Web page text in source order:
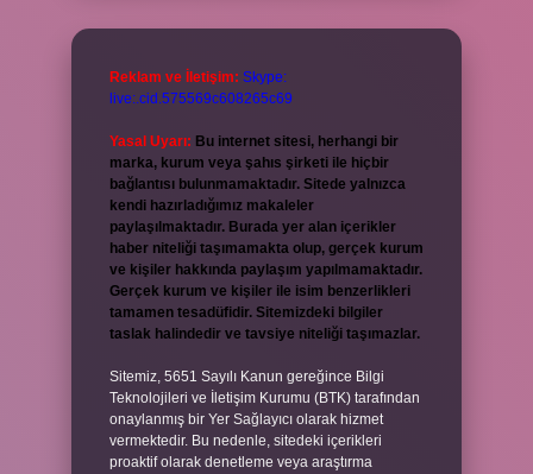
Reklam ve İletişim: Skype:
live:.cid.575569c608265c69
Yasal Uyarı: Bu internet sitesi, herhangi bir
marka, kurum veya şahıs şirketi ile hiçbir
bağlantısı bulunmamaktadır. Sitede yalnızca
kendi hazırladığımız makaleler
paylaşılmaktadır. Burada yer alan içerikler
haber niteliği taşımamakta olup, gerçek kurum
ve kişiler hakkında paylaşım yapılmamaktadır.
Gerçek kurum ve kişiler ile isim benzerlikleri
tamamen tesadüfidir. Sitemizdeki bilgiler
taslak halindedir ve tavsiye niteliği taşımazlar.
Sitemiz, 5651 Sayılı Kanun gereğince Bilgi
Teknolojileri ve İletişim Kurumu (BTK) tarafından
onaylanmış bir Yer Sağlayıcı olarak hizmet
vermektedir. Bu nedenle, sitedeki içerikleri
proaktif olarak denetleme veya araştırma